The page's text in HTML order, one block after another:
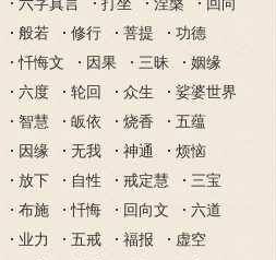
六字真言 打坐 涅槃
回向
般若
修行 菩提
功德
忏悔文
因果 三昧
姻缘
六度
轮回 众生
娑婆世界
智慧
皈依 烧香
五蕴
因缘
无我 神通
烦恼
放下
自性 戒定慧
三宝
布施
忏悔 回向文
六道
业力
五戒 福报
虚空